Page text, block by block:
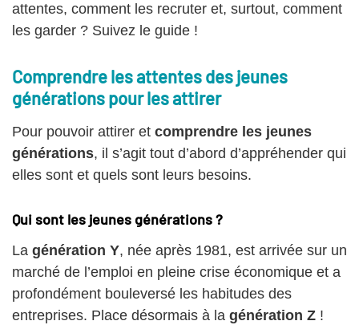
attentes, comment les recruter et, surtout, comment
les garder ? Suivez le guide !
Comprendre les attentes des jeunes
générations pour les attirer
Pour pouvoir attirer et comprendre les jeunes
générations, il s’agit tout d’abord d’appréhender qui
elles sont et quels sont leurs besoins.
Qui sont les jeunes générations ?
La génération Y, née après 1981, est arrivée sur un
marché de l’emploi en pleine crise économique et a
profondément bouleversé les habitudes des
entreprises. Place désormais à la génération Z !